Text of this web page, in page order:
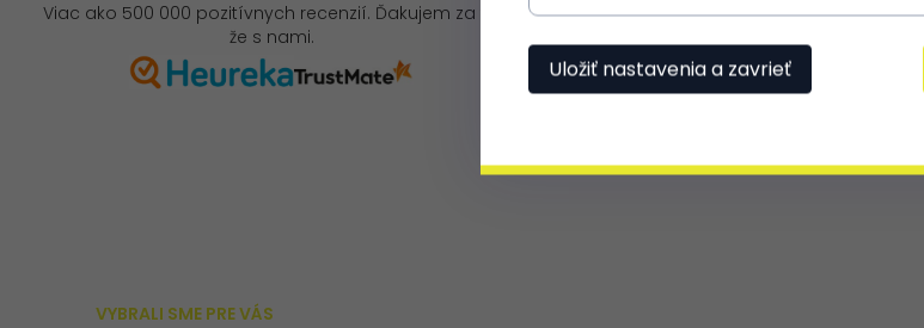
Viac ako 500 000 pozitívnych recenzií. Ďakujem za to,
že s nami.
VYBRALI SME PRE VÁS
Uložiť nastavenia a zavrieť